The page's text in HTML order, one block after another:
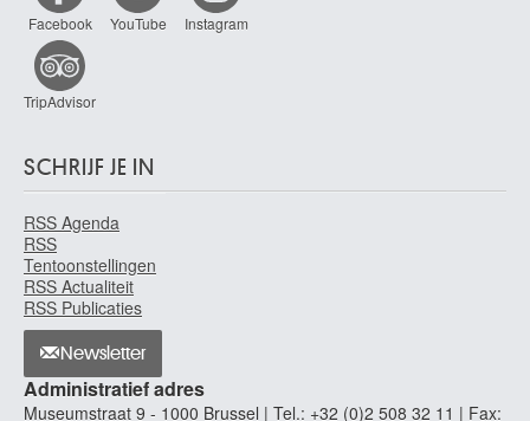
Facebook YouTube Instagram
TripAdvisor
SCHRIJF JE IN
RSS Agenda
RSS
Tentoonstellingen
RSS Actualiteit
RSS Publicaties
Newsletter
Administratief adres
Museumstraat 9 - 1000 Brussel | Tel.: +32 (0)2 508 32 11 | Fax: